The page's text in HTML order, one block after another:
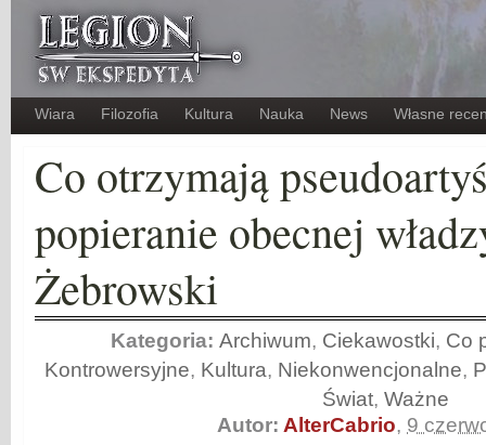
Wiara Filozofia Kultura Nauka News Własne
Co otrzymają
popieranie obecnej
Żebrowski
Kategoria:Archiwum, Ciekawostki, Co
Kontrowersyjne, Kultura, Niekonwencjonalne,
Świat,Ważne
Autor: AlterCabrio, 9